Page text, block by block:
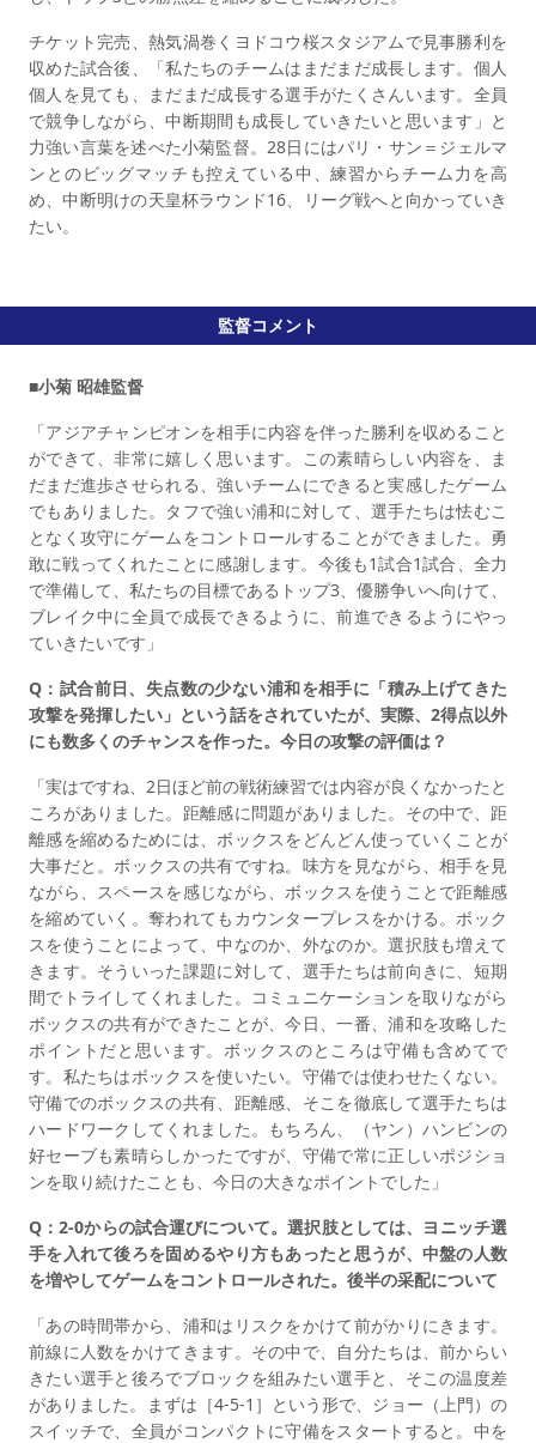
チケット完売、熱気渦巻くヨドコウ桜スタジアムで見事勝利を
収めた試合後、「私たちのチームはまだまだ成長します。個人
個人を見ても、まだまだ成長する選手がたくさんいます。全員
で競争しながら、中断期間も成長していきたいと思います」と
力強い言葉を述べた小菊監督。28日にはパリ・サン＝ジェルマ
ンとのビッグマッチも控えている中、練習からチーム力を高
め、中断明けの天皇杯ラウンド16、リーグ戦へと向かっていき
たい。
監督コメント
■小菊 昭雄監督
「アジアチャンピオンを相手に内容を伴った勝利を収めること
ができて、非常に嬉しく思います。この素晴らしい内容を、ま
だまだ進歩させられる、強いチームにできると実感したゲーム
でもありました。タフで強い浦和に対して、選手たちは怯むこ
となく攻守にゲームをコントロールすることができました。勇
敢に戦ってくれたことに感謝します。今後も1試合1試合、全力
で準備して、私たちの目標であるトップ3、優勝争いへ向けて、
ブレイク中に全員で成長できるように、前進できるようにやっ
ていきたいです」
Q：試合前日、失点数の少ない浦和を相手に「積み上げてきた
攻撃を発揮したい」という話をされていたが、実際、2得点以外
にも数多くのチャンスを作った。今日の攻撃の評価は？
「実はですね、2日ほど前の戦術練習では内容が良くなかったと
ころがありました。距離感に問題がありました。その中で、距
離感を縮めるためには、ボックスをどんどん使っていくことが
大事だと。ボックスの共有ですね。味方を見ながら、相手を見
ながら、スペースを感じながら、ボックスを使うことで距離感
を縮めていく。奪われてもカウンタープレスをかける。ボック
スを使うことによって、中なのか、外なのか。選択肢も増えて
きます。そういった課題に対して、選手たちは前向きに、短期
間でトライしてくれました。コミュニケーションを取りながら
ボックスの共有ができたことが、今日、一番、浦和を攻略した
ポイントだと思います。ボックスのところは守備も含めてで
す。私たちはボックスを使いたい。守備では使わせたくない。
守備でのボックスの共有、距離感、そこを徹底して選手たちは
ハードワークしてくれました。もちろん、（ヤン）ハンビンの
好セーブも素晴らしかったですが、守備で常に正しいポジショ
ンを取り続けたことも、今日の大きなポイントでした」
Q：2-0からの試合運びについて。選択肢としては、ヨニッチ選
手を入れて後ろを固めるやり方もあったと思うが、中盤の人数
を増やしてゲームをコントロールされた。後半の采配について
「あの時間帯から、浦和はリスクをかけて前がかりにきます。
前線に人数をかけてきます。その中で、自分たちは、前からい
きたい選手と後ろでブロックを組みたい選手と、そこの温度差
がありました。まずは［4-5-1］という形で、ジョー（上門）の
スイッチで、全員がコンパクトに守備をスタートすると。中を